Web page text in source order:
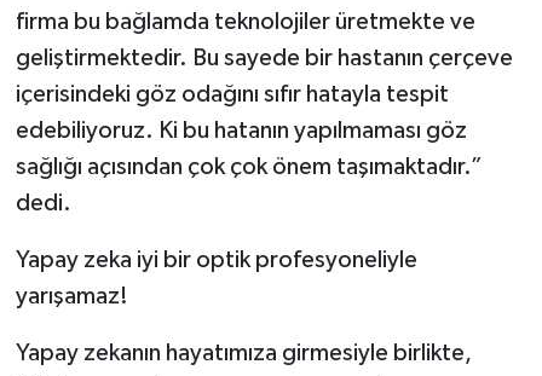
firma bu bağlamda teknolojiler üretmekte ve
geliştirmektedir. Bu sayede bir hastanın çerçeve
içerisindeki göz odağını sıfır hatayla tespit
edebiliyoruz. Ki bu hatanın yapılmaması göz
sağlığı açısından çok çok önem taşımaktadır.”
dedi.
Yapay zeka iyi bir optik profesyoneliyle
yarışamaz!
Yapay zekanın hayatımıza girmesiyle birlikte,